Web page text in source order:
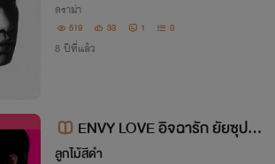
ดราม่า
519 33 1 0
8 ปีที่แล้ว
ENVY LOVE อิจฉารัก ยัยซุปตา
ตัวร้าย
ลูกไม้สีดำ